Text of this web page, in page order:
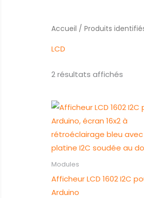
Accueil / Produits identifiés
LCD
2 résultats affichés
Modules
Afficheur LCD 1602 I2C
Arduino